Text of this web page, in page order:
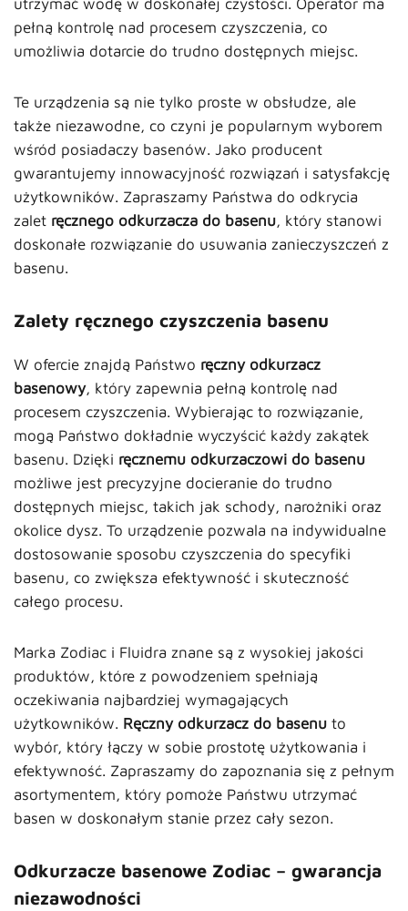
utrzymać wodę w doskonałej czystości. Operator ma
pełną kontrolę nad procesem czyszczenia, co
umożliwia dotarcie do trudno dostępnych miejsc.
Te urządzenia są nie tylko proste w obsłudze, ale
także niezawodne, co czyni je popularnym wyborem
wśród posiadaczy basenów. Jako producent
gwarantujemy innowacyjność rozwiązań i satysfakcję
użytkowników. Zapraszamy Państwa do odkrycia
zalet ręcznego odkurzacza do basenu, który stanowi
doskonałe rozwiązanie do usuwania zanieczyszczeń z
basenu.
Zalety ręcznego czyszczenia basenu
W ofercie znajdą Państwo ręczny odkurzacz
basenowy, który zapewnia pełną kontrolę nad
procesem czyszczenia. Wybierając to rozwiązanie,
mogą Państwo dokładnie wyczyścić każdy zakątek
basenu. Dzięki ręcznemu odkurzaczowi do basenu
możliwe jest precyzyjne docieranie do trudno
dostępnych miejsc, takich jak schody, narożniki oraz
okolice dysz. To urządzenie pozwala na indywidualne
dostosowanie sposobu czyszczenia do specyfiki
basenu, co zwiększa efektywność i skuteczność
całego procesu.
Marka Zodiac i Fluidra znane są z wysokiej jakości
produktów, które z powodzeniem spełniają
oczekiwania najbardziej wymagających
użytkowników. Ręczny odkurzacz do basenu to
wybór, który łączy w sobie prostotę użytkowania i
efektywność. Zapraszamy do zapoznania się z pełnym
asortymentem, który pomoże Państwu utrzymać
basen w doskonałym stanie przez cały sezon.
Odkurzacze basenowe Zodiac – gwarancja
niezawodności